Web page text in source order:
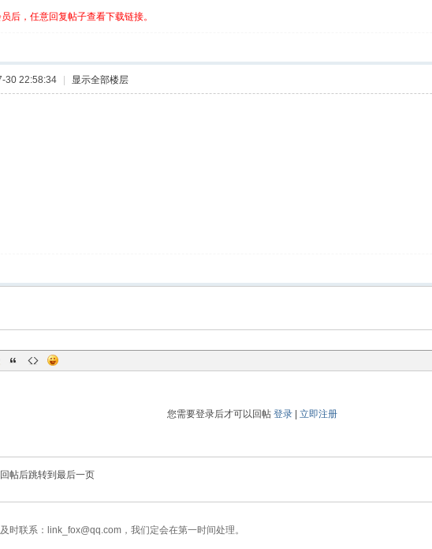
后，任意回复帖子查看下载链接。
30 22:58:34 显示全部楼层
您需要登录后才可以回帖 登录| 立即注册
回帖后跳转到最后一页
时联系：link_fox@qq.com，我们定会在第一时间处理。